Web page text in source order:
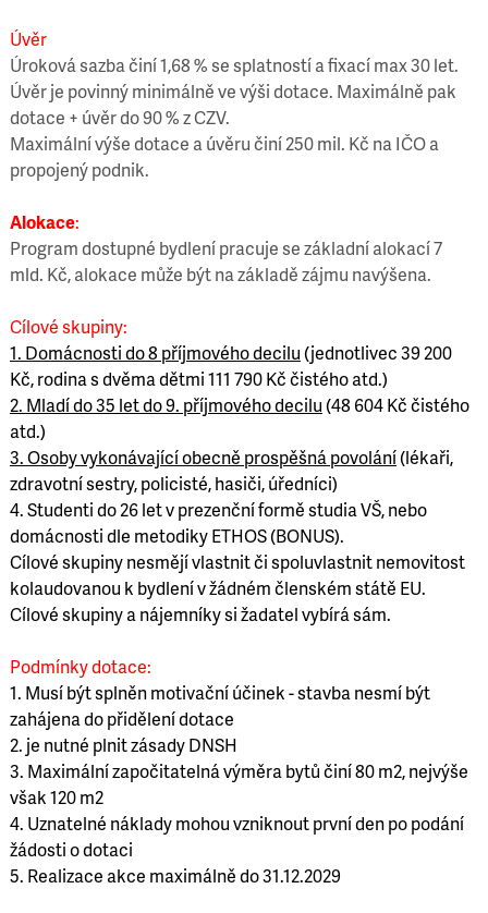
Úvěr
Úroková sazba činí 1,68 % se splatností a fixací max 30 let.
Úvěr je povinný minimálně ve výši dotace. Maximálně pak
dotace + úvěr do 90 % z CZV.
Maximální výše dotace a úvěru činí 250 mil. Kč na IČO a
propojený podnik.
Alokace:
Program dostupné bydlení pracuje se základní alokací 7
mld. Kč, alokace může být na základě zájmu navýšena.
Cílové skupiny:
1. Domácnosti do 8 příjmového decilu(jednotlivec 39 200
Kč, rodina s dvěma dětmi 111 790 Kč čistého atd.)
2. Mladí do 35 let do 9. příjmového decilu(48 604 Kč čistého
atd.)
3. Osoby vykonávající obecně prospěšná povolání(lékaři,
zdravotní sestry, policisté, hasiči, úředníci)
4. Studenti do 26 let v prezenční formě studia VŠ, nebo
domácnosti dle metodiky ETHOS (BONUS).
Cílové skupiny nesmějí vlastnit či spoluvlastnit nemovitost
kolaudovanou k bydlení v žádném členském státě EU.
Cílové skupiny a nájemníky si žadatel vybírá sám.
Podmínky dotace:
1. Musí být splněn motivační účinek - stavba nesmí být
zahájena do přidělení dotace
2. je nutné plnit zásady DNSH
3. Maximální započitatelná výměra bytů činí 80 m2, nejvýše
však 120 m2
4. Uznatelné náklady mohou vzniknout první den po podání
žádosti o dotaci
5. Realizace akce maximálně do 31.12.2029